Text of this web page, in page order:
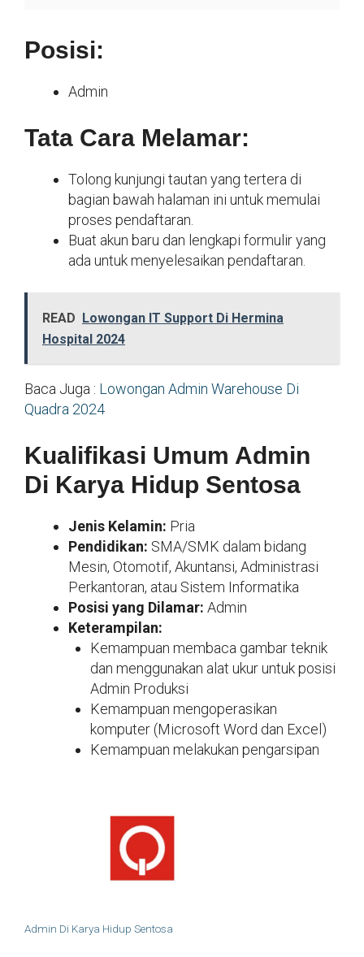
Posisi:
Admin
Tata Cara Melamar:
Tolong kunjungi tautan yang tertera di
bagian bawah halaman ini untuk memulai
proses pendaftaran.
Buat akun baru dan lengkapi formulir yang
ada untuk menyelesaikan pendaftaran.
READ
Lowongan IT Support Di Hermina
Hospital 2024
Baca Juga : Lowongan Admin Warehouse Di
Quadra 2024
Kualifikasi Umum Admin
Di Karya Hidup Sentosa
Jenis Kelamin: Pria
Pendidikan: SMA/SMK dalam bidang
Mesin, Otomotif, Akuntansi, Administrasi
Perkantoran, atau Sistem Informatika
Posisi yang Dilamar: Admin
Keterampilan:
Kemampuan membaca gambar teknik
dan menggunakan alat ukur untuk posisi
Admin Produksi
Kemampuan mengoperasikan
komputer (Microsoft Word dan Excel)
Kemampuan melakukan pengarsipan
Admin Di Karya Hidup Sentosa